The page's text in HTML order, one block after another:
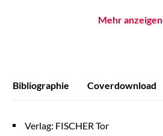
Mehr anzeigen
Bibliographie Coverdownload
Verlag: FISCHER Tor